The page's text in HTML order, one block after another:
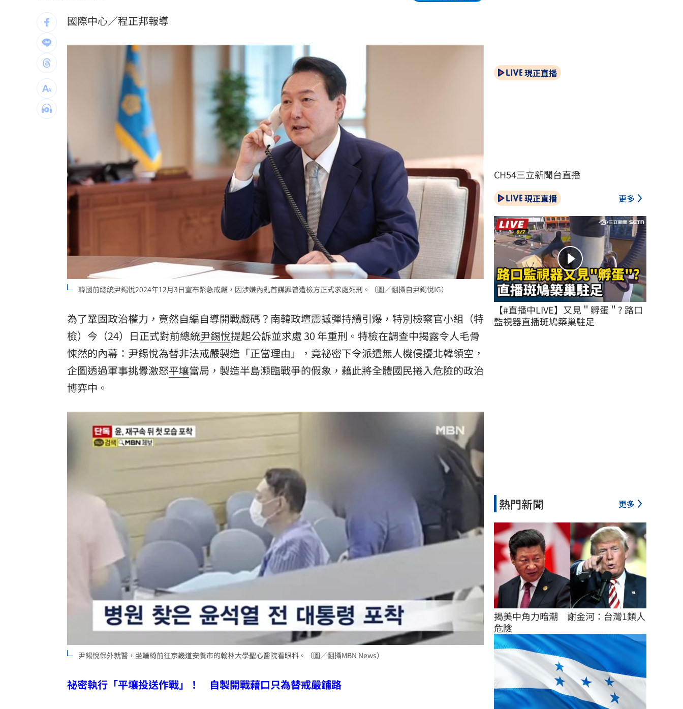
桃猿二軍單場僅3投 副領隊曝下週可緩解
颱風硬闖海邊！巨浪來1家4剩3 男童被捲走
大盤收紅、正二反跌？ 拆解槓反ETF秒懂 18:39
白海豚逼近強降雨 石門單日狂洩508萬噸 18:34
專家喊台股「下週噴千點」關鍵訊號 18:33
父親節辭世 前彰化市代蔡裕昌享壽71歲 18:22
男星拍足球戲正中要害 導演喊：效果很好 18:22
補充兵12天也不服！男連2次放鳥代價慘8倍
LIVE三立+24小時直播
三立iNEWS新聞台線上直播 18:00
商場戰國來臨 台中「頂奢大道」逐漸成形 12:00
台彩父親節推新刮刮樂千萬頭獎超「爸」氣 12:00
「拍片人的多重宇宙」職涯論壇9/12登場！ 10:30
8國球員齊聚高雄 Formosa 7s掀足球熱潮 10:00
理想混蛋號召粉絲跨海追星吃美食！
國際中心／程正邦報導
韓國前總統尹錫悅2024年12月3日宣布緊急戒嚴，因涉嫌內亂首謀罪曾遭檢方正式求處死刑。（圖／翻攝自尹錫悅IG）
為了鞏固政治權力，竟然自編自導開戰戲碼？南韓政壇震撼彈持續引爆，特別檢察官小組（特
檢）今（24）日正式對前總統尹錫悅提起公訴並求處 30 年重刑。特檢在調查中揭露令人毛骨
悚然的內幕：尹錫悅為替非法戒嚴製造「正當理由」，竟祕密下令派遣無人機侵擾北韓領空，
企圖透過軍事挑釁激怒平壤當局，製造半島瀕臨戰爭的假象，藉此將全體國民捲入危險的政治
博弈中。
尹錫悅保外就醫，坐輪椅前往京畿道安養市的翰林大學聖心醫院看眼科。（圖／翻攝MBN News）
祕密執行「平壤投送作戰」！ 自製開戰藉口只為替戒嚴鋪路
現正直播
CH54三立新聞台直播
現正直播 更多
【#直播中LIVE】又見＂孵蛋＂? 路口
監視器直播斑鳩築巢駐足
熱門新聞 更多
揭美中角力暗潮　謝金河：台灣1類人
危險